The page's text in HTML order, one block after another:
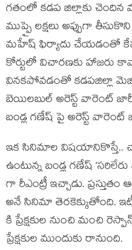
గతంలో కడప జిల్లాకు చెందిన
ముప్పై లక్షలు అప్పుగా
మహేష్ ఫిర్యాదు చేయడంతో
కోర్టులో విచారణకు హాజరు
వినకపోవడంతో క‌డ‌ప‌జిల్లా
బెయిల‌బుల్ అరెస్ట్ వారెంట్
బండ్ల గణేష్ పై అరెస్ట్
ఇక సినిమాల విషయానికొస్తే..
ఉంటున్న బండ్ల గణేష్
గా రీఎంట్రీ ఇచ్చాడు.
అనే సినిమా తెరకెక్కుతోంది.
కి ప్రేక్షకుల నుంచి మంచి
ప్రేక్షకుల ముందుకు రానుంది.